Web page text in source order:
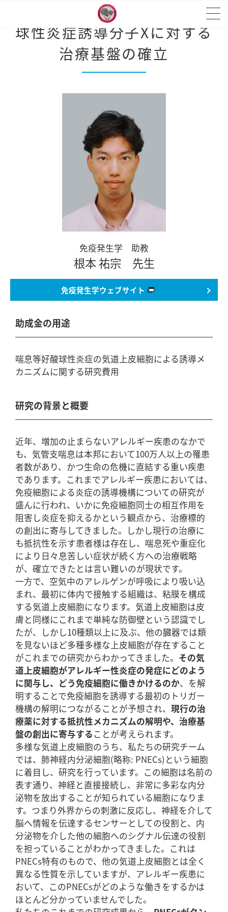
神経内分泌細胞由来新規好酸
球性炎症誘導分子Xに対する
治療基盤の確立
免疫発生学 助教
根本 祐宗 先生
免疫発生学ウェブサイト
助成金の用途
喘息等好酸球性炎症の気道上皮細胞による誘導メ
カニズムに関する研究費用
研究の背景と概要
近年、増加の止まらないアレルギー疾患のなかで
も、気管支喘息は本邦において100万人以上の罹患
者数があり、かつ生命の危機に直結する重い疾患
であります。これまでアレルギー疾患においては、
免疫細胞による炎症の誘導機構についての研究が
盛んに行われ、いかに免疫細胞同士の相互作用を
阻害し炎症を抑えるかという観点から、治療標的
の創出に寄与してきました。しかし現行の治療に
も抵抗性を示す患者様は存在し、喘息死や重症化
により日々息苦しい症状が続く方への治療戦略
が、確立できたとは言い難いのが現状です。
一方で、空気中のアレルゲンが呼吸により吸い込
まれ、最初に体内で接触する組織は、粘膜を構成
する気道上皮細胞になります。気道上皮細胞は皮
膚と同様にこれまで単純な防御壁という認識でし
たが、しかし10種類以上に及ぶ、他の臓器では類
を見ないほど多種多様な上皮細胞が存在すること
がこれまでの研究からわかってきました。 その気
道上皮細胞がアレルギー性炎症の発症にどのよう
に関与し、どう免疫細胞に働きかけるのか、を解
明することで免疫細胞を誘導する最初のトリガー
機構の解明につながることが予想され、 現行の治
療薬に対する抵抗性メカニズムの解明や、治療基
盤の創出に寄与する ことが考えられます。
多様な気道上皮細胞のうち、私たちの研究チーム
では、肺神経内分泌細胞(略称: PNECs)という細胞
に着目し、研究を行っています。この細胞は名前の
表す通り、神経と直接接続し、非常に多彩な内分
泌物を放出することが知られている細胞になりま
す。つまり外界からの刺激に反応し、神経を介して
脳へ情報を伝達するセンサーとしての役割と、内
分泌物を介した他の細胞へのシグナル伝達の役割
を担っていることがわかってきました。これは
PNECs特有のもので、他の気道上皮細胞とは全く
異なる性質を示していますが、アレルギー疾患に
おいて、このPNECsがどのような働きをするかは
ほとんど分かっていませんでした。